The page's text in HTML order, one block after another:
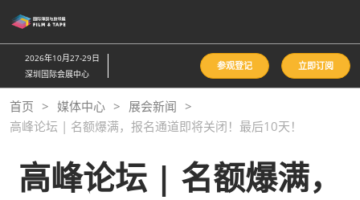
接
跳
至
内
容
2026年10月27-29日
深圳国际会展中心
参观登记 立即订阅
首页 媒体中心
展会新闻
高峰论坛 | 名额爆满，报名通道即将关闭！最后10天！
高峰论坛 | 名额爆满，